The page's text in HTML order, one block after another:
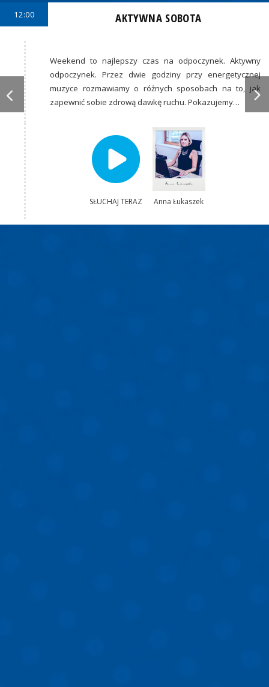
12:00 AKTYWNA SOBOTA
Weekend to najlepszy czas na odpoczynek. Aktywny
odpoczynek. Przez dwie godziny przy energetycznej
muzyce rozmawiamy o różnych sposobach na to, jak
zapewnić sobie zdrową dawkę ruchu. Pokazujemy…
SŁUCHAJ TERAZ Anna Łukaszek